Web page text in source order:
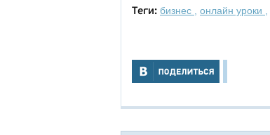
Теги: бизнес онлайн уроки